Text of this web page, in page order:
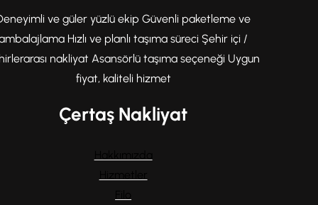
ve güler yüzlü ekip Güvenli paketleme ve
Hızlı ve planlı taşıma süreci Şehir içi /
nakliyat Asansörlü taşıma seçeneği Uygun
fiyat, kaliteli hizmet
Çertaş Nakliyat